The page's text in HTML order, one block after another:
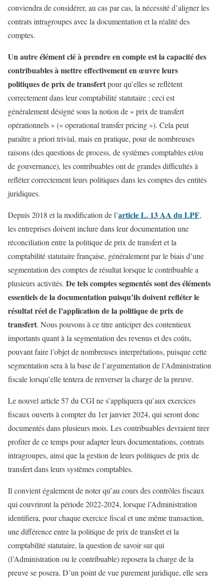
conviendra de considérer, au cas par cas, la nécessité d’aligner les
contrats intragroupes avec la documentation et la réalité des
comptes.
Un autre élément clé à prendre en compte est la capacité des
contribuables à mettre effectivement en œuvre leurs
politiques de prix de transfertpour qu’elles se reflètent
correctement dans leur comptabilité statutaire ; ceci est
généralement désigné sous la notion de « prix de transfert
opérationnels » (« operational transfer pricing »). Cela peut
paraître a priori trivial, mais en pratique, pour de nombreuses
raisons (des questions de process, de systèmes comptables et/ou
de gouvernance), les contribuables ont de grandes difficultés à
refléter correctement leurs politiques dans les comptes des entités
juridiques.
Depuis 2018 et la modification de l’article L. 13 AA du LPF,
les entreprises doivent inclure dans leur documentation une
réconciliation entre la politique de prix de transfert et la
comptabilité statutaire française, généralement par le biais d’une
segmentation des comptes de résultat lorsque le contribuable a
plusieurs activités. De tels comptes segmentés sont des éléments
essentiels de la documentation puisqu’ils doivent refléter le
résultat réel de l’application de la politique de prix de
transfert. Nous pouvons à ce titre anticiper des contentieux
importants quant à la segmentation des revenus et des coûts,
pouvant faire l’objet de nombreuses interprétations, puisque cette
segmentation sera à la base de l’argumentation de l’Administration
fiscale lorsqu’elle tentera de renverser la charge de la preuve.
Le nouvel article 57 du CGI ne s’appliquera qu’aux exercices
fiscaux ouverts à compter du 1er janvier 2024, qui seront donc
documentés dans plusieurs mois. Les contribuables devraient tirer
profiter de ce temps pour adapter leurs documentations, contrats
intragroupes, ainsi que la gestion de leurs politiques de prix de
transfert dans leurs systèmes comptables.
Il convient également de noter qu’au cours des contrôles fiscaux
qui couvriront la période 2022-2024, lorsque l’Administration
identifiera, pour chaque exercice fiscal et une même transaction,
une différence entre la politique de prix de transfert et la
comptabilité statutaire, la question de savoir sur qui
(l’Administration ou le contribuable) reposera la charge de la
preuve se posera. D’un point de vue purement juridique, elle sera